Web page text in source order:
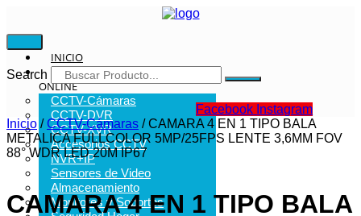
INICIO
TIENDA
ONLINE
CCTV-Cámaras
CCTV-DVR
CCTV-XVR
Accesorios CCTV
NVR+IP
Sensores de Video
Almacenamiento
Monitores y Soportes
Search
Facebook Instagram
Inicio /CCTV-Cámaras / CAMARA 4 EN 1 TIPO BALA
METALICA FULLCOLOR 5MP/25FPS LENTE 3,6MM FOV
88° WDR LED 20M IP67
CAMARA 4 EN 1 TIPO BALA